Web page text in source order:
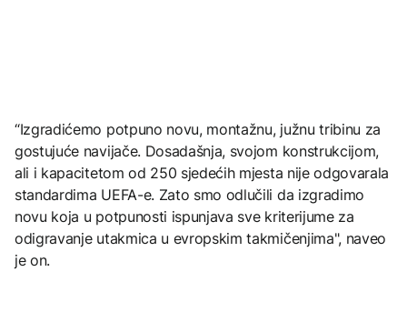
“Izgradićemo potpuno novu, montažnu, južnu tribinu za
gostujuće navijače. Dosadašnja, svojom konstrukcijom,
ali i kapacitetom od 250 sjedećih mjesta nije odgovarala
standardima UEFA-e. Zato smo odlučili da izgradimo
novu koja u potpunosti ispunjava sve kriterijume za
odigravanje utakmica u evropskim takmičenjima", naveo
je on.